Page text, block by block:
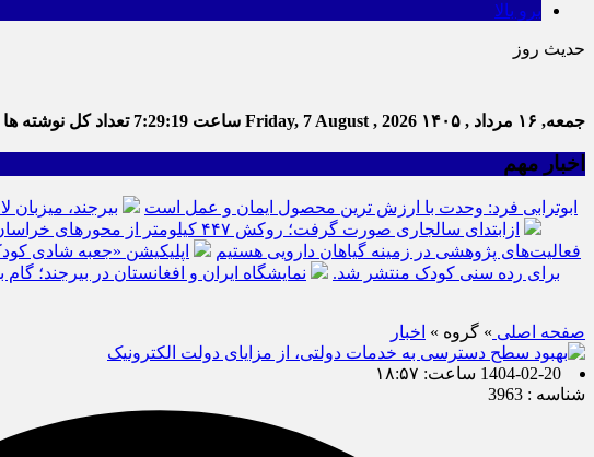
برو بالا
حدیث روز
جمعه, ۱۶ مرداد , ۱۴۰۵ Friday, 7 August , 2026 ساعت 7:29:20 تعداد کل نوشته ها :
اخبار مهم
ابوترابی فرد: وحدت با ارزش ترین محصول ایمان و عمل است بیرجند، میزبان
ازابتدای سالجاری صورت گرفت؛ روکش ۴۴۷ کیلومتر از محورهای خراسان جنوبی
فعالیت‌های پژوهشی در زمینه گیاهان دارویی هستیم
اپلیکیشن «جعبه شادی
برای رده سنی کودک منتشر شد.
نمایشگاه ایران و افغانستان در بیرجند؛
صفحه اصلی » گروه » اخبار
1404-02-20 ساعت: ۱۸:۵۷
شناسه : 3963